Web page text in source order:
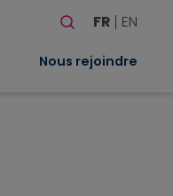
Rechercher
FR EN
Nous rejoindre